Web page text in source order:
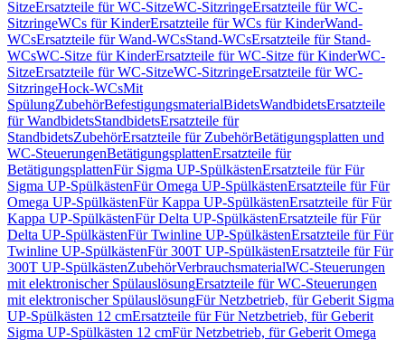
SitzeErsatzteile für WC-SitzeWC-SitzringeErsatzteile für WC-
SitzringeWCs für KinderErsatzteile für WCs für KinderWand-
WCsErsatzteile für Wand-WCsStand-WCsErsatzteile für Stand-
WCsWC-Sitze für KinderErsatzteile für WC-Sitze für KinderWC-
SitzeErsatzteile für WC-SitzeWC-SitzringeErsatzteile für WC-
SitzringeHock-WCsMit
SpülungZubehörBefestigungsmaterialBidetsWandbidetsErsatzteile
für WandbidetsStandbidetsErsatzteile für
StandbidetsZubehörErsatzteile für ZubehörBetätigungsplatten und
WC-SteuerungenBetätigungsplattenErsatzteile für
BetätigungsplattenFür Sigma UP-SpülkästenErsatzteile für Für
Sigma UP-SpülkästenFür Omega UP-SpülkästenErsatzteile für Für
Omega UP-SpülkästenFür Kappa UP-SpülkästenErsatzteile für Für
Kappa UP-SpülkästenFür Delta UP-SpülkästenErsatzteile für Für
Delta UP-SpülkästenFür Twinline UP-SpülkästenErsatzteile für Für
Twinline UP-SpülkästenFür 300T UP-SpülkästenErsatzteile für Für
300T UP-SpülkästenZubehörVerbrauchsmaterialWC-Steuerungen
mit elektronischer SpülauslösungErsatzteile für WC-Steuerungen
mit elektronischer SpülauslösungFür Netzbetrieb, für Geberit Sigma
UP-Spülkästen 12 cmErsatzteile für Für Netzbetrieb, für Geberit
Sigma UP-Spülkästen 12 cmFür Netzbetrieb, für Geberit Omega